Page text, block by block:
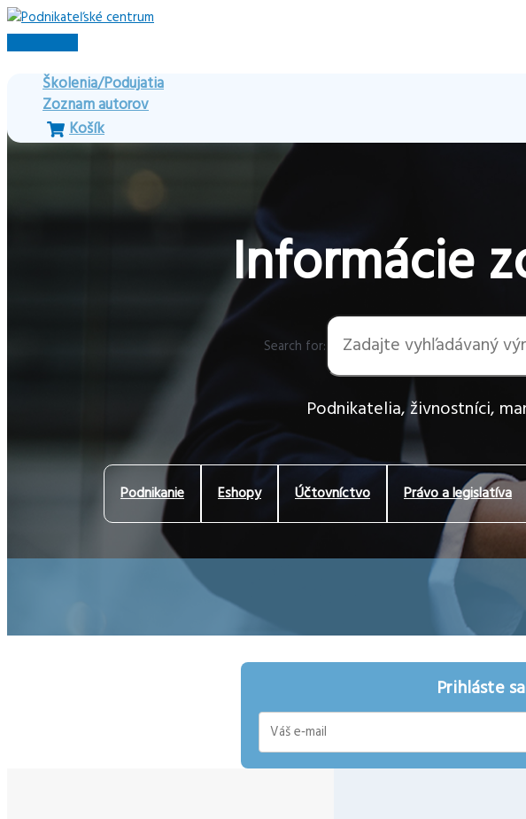
Preskočiť
na
Hlavné
Školenia/Podujatia
Zoznam autorov
Košík
Informácie
Search for:
Podnikatelia, živnostníci,
Podnikanie Eshopy Účtovníctvo Právo a legislatíva
Prihláste